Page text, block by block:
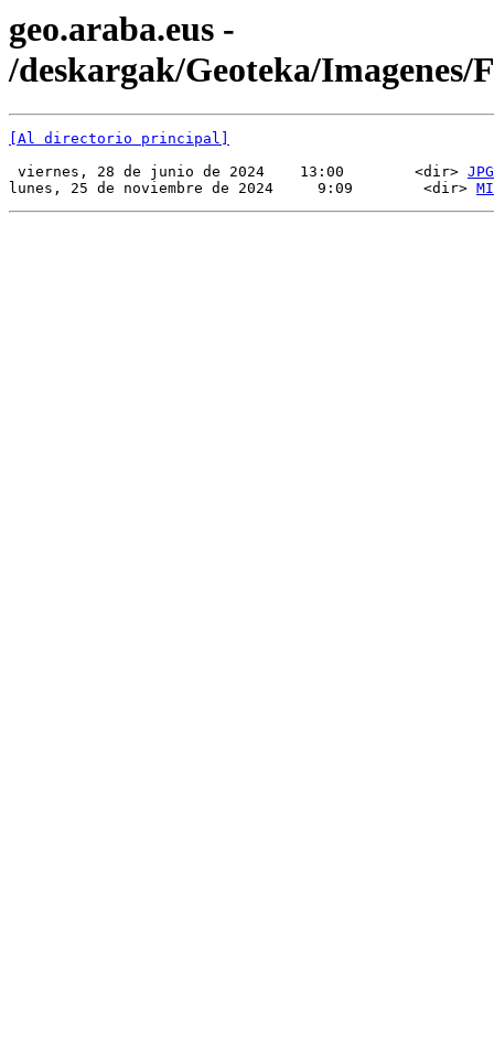
geo.araba.eus -
/deskargak/Geoteka/Imagenes/
[Al directorio principal]
viernes, 28 de junio de 2024    13:00        <dir> JPG
lunes, 25 de noviembre de 2024     9:09        <dir>